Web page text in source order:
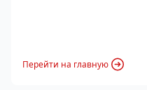
Перейти на главную